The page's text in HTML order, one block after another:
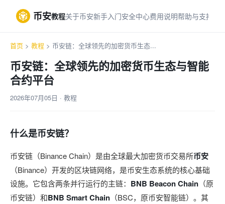
币安教程关于币安新手入门安全中心费用说明帮助与支持
首页 > 教程 > 币安链：全球领先的加密货币生态...
币安链：全球领先的加密货币生态与智能
合约平台
2026年07月05日 · 教程
什么是币安链？
币安链（Binance Chain）是由全球最大加密货币交易所币安
（Binance）开发的区块链网络，是币安生态系统的核心基础
设施。它包含两条并行运行的主链： BNB Beacon Chain （原
币安链）和BNB Smart Chain （BSC，原币安智能链）。其